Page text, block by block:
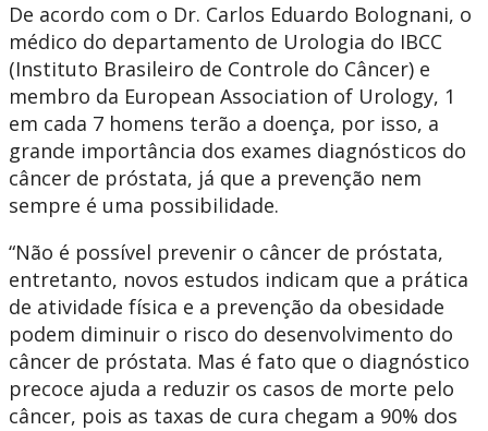
De acordo com o Dr. Carlos Eduardo Bolognani, o
médico do departamento de Urologia do IBCC
(Instituto Brasileiro de Controle do Câncer) e
membro da European Association of Urology, 1
em cada 7 homens terão a doença, por isso, a
grande importância dos exames diagnósticos do
câncer de próstata, já que a prevenção nem
sempre é uma possibilidade.
“Não é possível prevenir o câncer de próstata,
entretanto, novos estudos indicam que a prática
de atividade física e a prevenção da obesidade
podem diminuir o risco do desenvolvimento do
câncer de próstata. Mas é fato que o diagnóstico
precoce ajuda a reduzir os casos de morte pelo
câncer, pois as taxas de cura chegam a 90% dos